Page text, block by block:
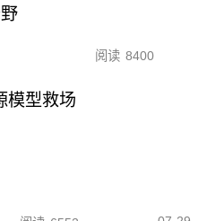
阅读 8400
模型救场